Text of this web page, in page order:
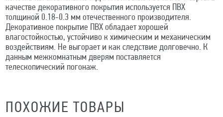
качестве декоративного покрытия используется ПВХ
толщиной 0.18-0.3 мм отечественного производителя.
Декоративное покрытие ПВХ обладает хорошей
влагостойкостью, устойчиво к химическим и механическим
воздействиям. Не выгорает и как следствие долговечно. К
данным межкомнатным дверям поставляется
телескопический погонаж.
ПОХОЖИЕ ТОВАРЫ